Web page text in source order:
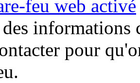
feu web activé
informations
pour